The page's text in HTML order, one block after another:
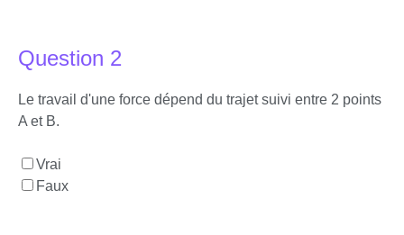
Question 2
Le travail d'une force dépend du trajet suivi entre 2 points
A et B.
Vrai
Faux